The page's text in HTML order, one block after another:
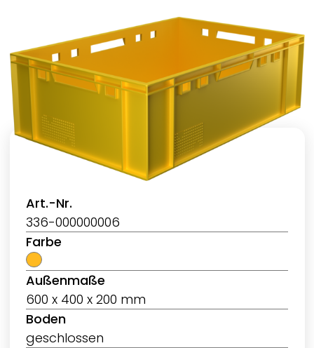
Art.-Nr.
336-000000006
Farbe
Außenmaße
600 x 400 x 200 mm
Boden
geschlossen